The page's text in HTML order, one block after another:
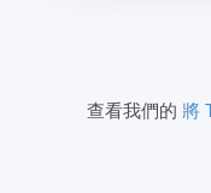
查看我們的 將